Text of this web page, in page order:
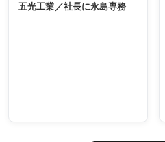
ー／社内ア
出席
五光工業／社長に永島専務